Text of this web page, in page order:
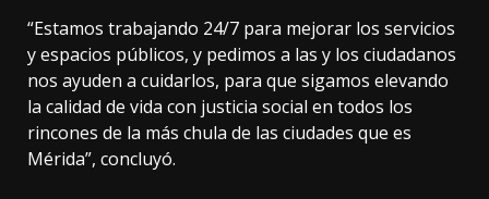
“Estamos trabajando 24/7 para mejorar los servicios
y espacios públicos, y pedimos a las y los ciudadanos
nos ayuden a cuidarlos, para que sigamos elevando
la calidad de vida con justicia social en todos los
rincones de la más chula de las ciudades que es
Mérida”, concluyó.